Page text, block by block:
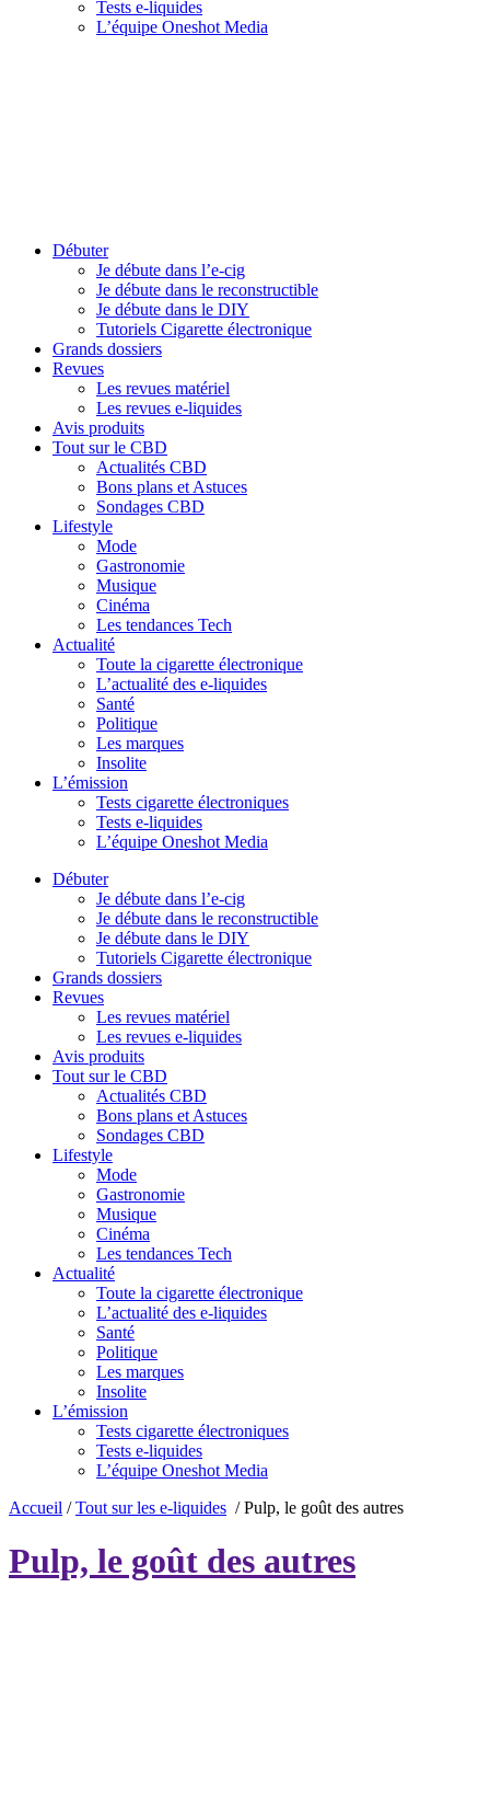
Tests e-liquides
L’équipe Oneshot Media
Débuter
Je débute dans l’e-cig
Je débute dans le reconstructible
Je débute dans le DIY
Tutoriels Cigarette électronique
Grands dossiers
Revues
Les revues matériel
Les revues e-liquides
Avis produits
Tout sur le CBD
Actualités CBD
Bons plans et Astuces
Sondages CBD
Lifestyle
Mode
Gastronomie
Musique
Cinéma
Les tendances Tech
Actualité
Toute la cigarette électronique
L’actualité des e-liquides
Santé
Politique
Les marques
Insolite
L’émission
Tests cigarette électroniques
Tests e-liquides
L’équipe Oneshot Media
Débuter
Je débute dans l’e-cig
Je débute dans le reconstructible
Je débute dans le DIY
Tutoriels Cigarette électronique
Grands dossiers
Revues
Les revues matériel
Les revues e-liquides
Avis produits
Tout sur le CBD
Actualités CBD
Bons plans et Astuces
Sondages CBD
Lifestyle
Mode
Gastronomie
Musique
Cinéma
Les tendances Tech
Actualité
Toute la cigarette électronique
L’actualité des e-liquides
Santé
Politique
Les marques
Insolite
L’émission
Tests cigarette électroniques
Tests e-liquides
L’équipe Oneshot Media
Accueil /Tout sur les e-liquides /Pulp, le goût des autres
Pulp, le goût des autres